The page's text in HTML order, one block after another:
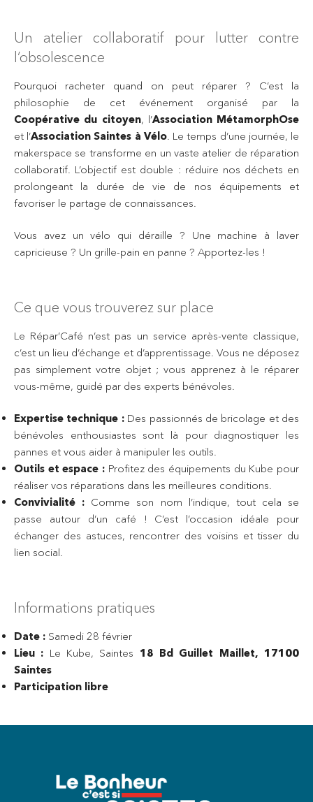
Un atelier collaboratif pour lutter contre
l’obsolescence
Pourquoi racheter quand on peut réparer ? C’est la
philosophie de cet événement organisé par la
Coopérative du citoyen, l’Association MétamorphOse
et l’Association Saintes à Vélo. Le temps d’une journée, le
makerspace se transforme en un vaste atelier de réparation
collaboratif. L’objectif est double : réduire nos déchets en
prolongeant la durée de vie de nos équipements et
favoriser le partage de connaissances.
Vous avez un vélo qui déraille ? Une machine à laver
capricieuse ? Un grille-pain en panne ? Apportez-les !
Ce que vous trouverez sur place
Le Répar’Café n’est pas un service après-vente classique,
c’est un lieu d’échange et d’apprentissage. Vous ne déposez
pas simplement votre objet ; vous apprenez à le réparer
vous-même, guidé par des experts bénévoles.
Expertise technique :Des passionnés de bricolage et des
bénévoles enthousiastes sont là pour diagnostiquer les
pannes et vous aider à manipuler les outils.
Outils et espace : Profitez des équipements du Kube pour
réaliser vos réparations dans les meilleures conditions.
Convivialité : Comme son nom l’indique, tout cela se
passe autour d’un café ! C’est l’occasion idéale pour
échanger des astuces, rencontrer des voisins et tisser du
lien social.
Informations pratiques
Date : Samedi 28 février
Lieu : Le Kube, Saintes 18 Bd Guillet Maillet, 17100
Saintes
Participation libre